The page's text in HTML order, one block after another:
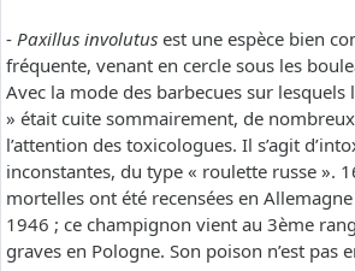
- Paxillus involutus est une espèce bien
fréquente, venant en cercle sous les
Avec la mode des barbecues sur
» était cuite sommairement, de
l’attention des toxicologues. Il s’agit
inconstantes, du type « roulette russe ».
mortelles ont été recensées en
1946 ; ce champignon vient au 3ème
graves en Pologne. Son poison n’est pas